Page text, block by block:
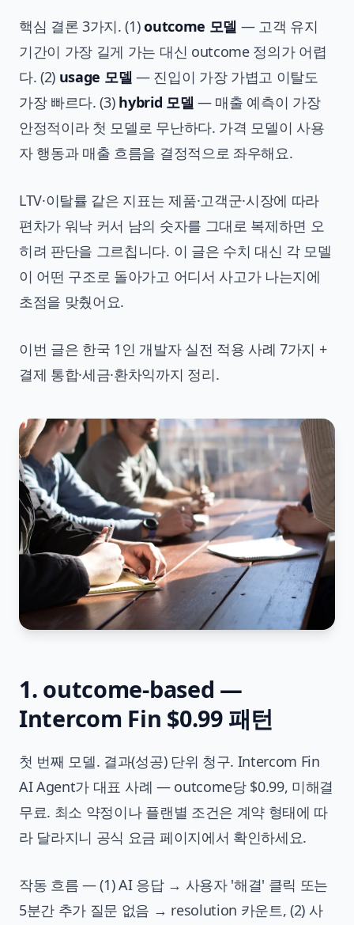
핵심 결론 3가지. (1)outcome 모델 — 고객 유지
기간이 가장 길게 가는 대신 outcome 정의가 어렵
다. (2) usage 모델 — 진입이 가장 가볍고 이탈도
가장 빠르다. (3) hybrid 모델 — 매출 예측이 가장
안정적이라 첫 모델로 무난하다. 가격 모델이 사용
자 행동과 매출 흐름을 결정적으로 좌우해요.
LTV·이탈률 같은 지표는 제품·고객군·시장에 따라
편차가 워낙 커서 남의 숫자를 그대로 복제하면 오
히려 판단을 그르칩니다. 이 글은 수치 대신 각 모델
이 어떤 구조로 돌아가고 어디서 사고가 나는지에
초점을 맞췄어요.
이번 글은 한국 1인 개발자 실전 적용 사례 7가지 +
결제 통합·세금·환차익까지 정리.
1. outcome-based —
Intercom Fin $0.99 패턴
첫 번째 모델. 결과(성공) 단위 청구. Intercom Fin
AI Agent가 대표 사례 — outcome당 $0.99, 미해결
무료. 최소 약정이나 플랜별 조건은 계약 형태에 따
라 달라지니 공식 요금 페이지에서 확인하세요.
작동 흐름 — (1) AI 응답 → 사용자 '해결' 클릭 또는
5분간 추가 질문 없음 → resolution 카운트, (2) 사